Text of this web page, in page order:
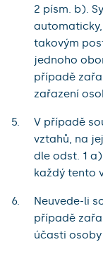
2 písm. b).
takovým
jednoho
případě
zařazení
V případě
vztahů, na
dle odst. 1
každý tento
Neuvede-li
případě
účasti